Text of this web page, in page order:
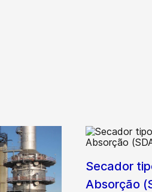
Secador
Absorção